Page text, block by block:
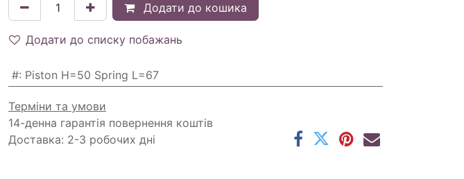
Додати до кошика
Додати до списку побажань
#: Piston H=50 Spring L=67
Терміни та умови
14-денна гарантія повернення коштів
Доставка: 2-3 робочих дні